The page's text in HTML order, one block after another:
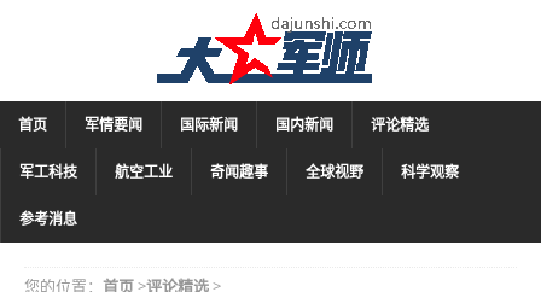
首页 军情要闻 国际新闻 国内新闻 评论精选
军工科技 航空工业 奇闻趣事 全球视野 科学观察
参考消息
您的位置： 首页>评论精选>